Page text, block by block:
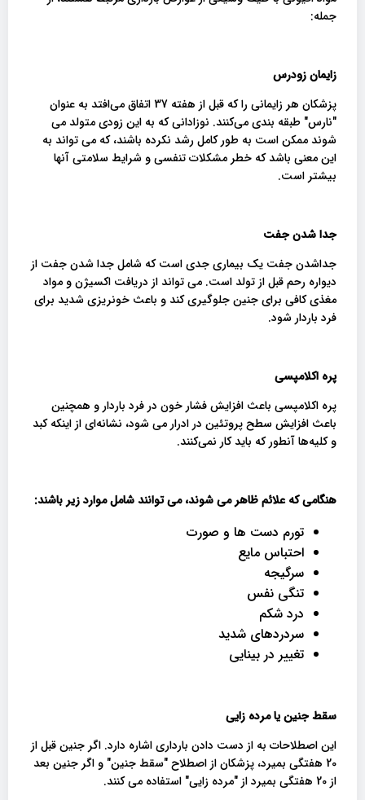
جمله:
زایمان زودرس
پزشکان هر زایمانی را که قبل از هفته 37 اتفاق می‌افتد به عنوان
"نارس" طبقه ‌بندی می‌کنند. نوزادانی که به این زودی متولد می
شوند ممکن است به طور کامل رشد نکرده باشند، که می تواند به
این معنی باشد که خطر مشکلات تنفسی و شرایط سلامتی آنها
بیشتر است.
جدا شدن جفت
جداشدن جفت یک بیماری جدی است که شامل جدا شدن جفت از
دیواره رحم قبل از تولد است. می تواند از دریافت اکسیژن و مواد
مغذی کافی برای جنین جلوگیری کند و باعث خونریزی شدید برای
فرد باردار شود.
پره اکلامپسی
پره اکلامپسی باعث افزایش فشار خون در فرد باردار و همچنین
باعث افزایش سطح پروتئین در ادرار می شود، نشانه‌ای از اینکه کبد
و کلیه‌ها آنطور که باید کار نمی‌کنند.
هنگامی که علائم ظاهر می شوند، می توانند شامل موارد زیر باشند:
تورم دست ها و صورت
احتباس مایع
سرگیجه
تنگی نفس
درد شکم
سردردهای شدید
تغییر در بینایی
سقط جنین یا مرده زایی
این اصطلاحات به از دست دادن بارداری اشاره دارد. اگر جنین قبل از
20 هفتگی بمیرد، پزشکان از اصطلاح "سقط جنین" و اگر جنین بعد
از 20 هفتگی بمیرد از "مرده زایی" استفاده می کنند.